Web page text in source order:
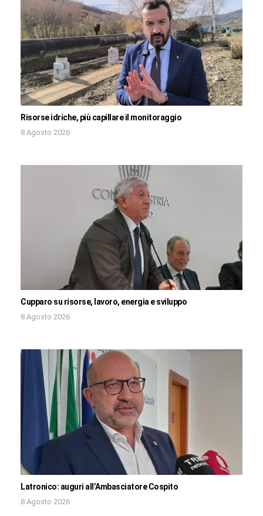
Risorse idriche, più capillare il monitoraggio
8 Agosto 2026
Cupparo su risorse, lavoro, energia e sviluppo
8 Agosto 2026
Latronico: auguri all’Ambasciatore Cospito
8 Agosto 2026